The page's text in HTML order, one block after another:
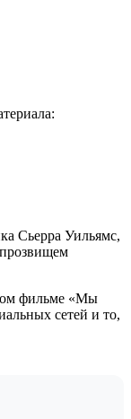
Сьерра Уильямс,
фильме «Мы
сетей и то,